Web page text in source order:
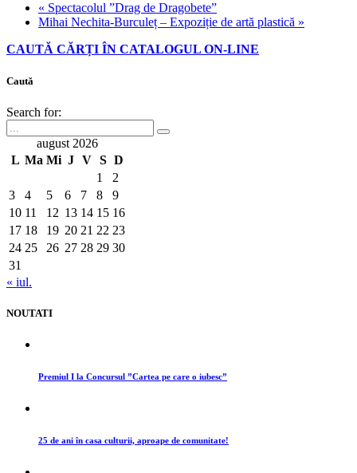
« Spectacolul ”Drag de Dragobete”
Mihai Nechita-Burculeț – Expoziție de artă plastică »
CAUTĂ CĂRȚI ÎN CATALOGUL ON-LINE
Caută
Search for:
august 2026
L Ma Mi J V S D
1
2
3
4 5 6 7 8
9
10 11 12 13 14 15 16
17 18 19 20 21 22 23
24 25 26 27 28 29 30
31
« iul.
NOUTATI
Premiul I la Concursul ”Cartea pe care o iubesc”
25 de ani în casa culturii, aproape de comunitate!